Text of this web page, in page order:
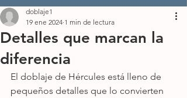
Detalles que marcan la
diferencia
doblaje1
19 ene 2024 1 min de lectura
El doblaje de Hércules está lleno de
pequeños detalles que lo convierten